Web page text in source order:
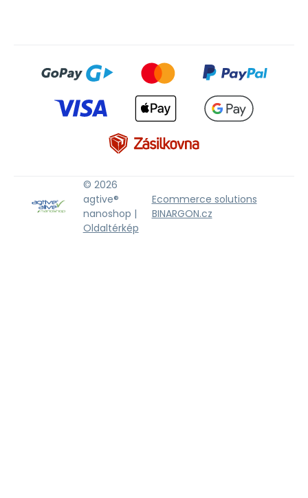
© 2026
agtive®
nanoshop |
Oldaltérkép
Ecommerce solutions
BINARGON.cz